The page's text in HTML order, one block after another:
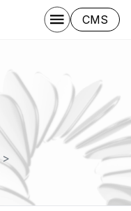
CMS